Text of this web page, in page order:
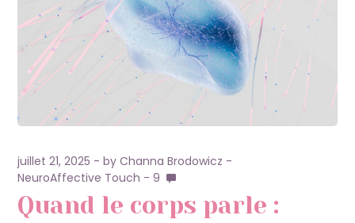
juillet 21, 2025 byChanna Brodowicz
NeuroAffective Touch
9
Quand le corps parle :